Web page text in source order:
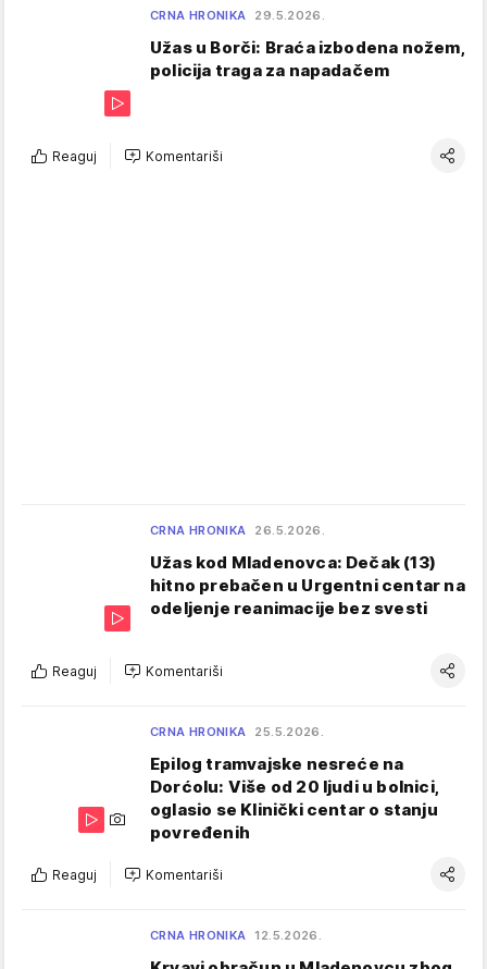
CRNA HRONIKA 29.5.2026.
Užas u Borči: Braća izbodena nožem,
policija traga za napadačem
Reaguj Komentariši
CRNA HRONIKA 26.5.2026.
Užas kod Mladenovca: Dečak (13)
hitno prebačen u Urgentni centar na
odeljenje reanimacije bez svesti
Reaguj Komentariši
CRNA HRONIKA 25.5.2026.
Epilog tramvajske nesreće na
Dorćolu: Više od 20 ljudi u bolnici,
oglasio se Klinički centar o stanju
povređenih
Reaguj Komentariši
CRNA HRONIKA 12.5.2026.